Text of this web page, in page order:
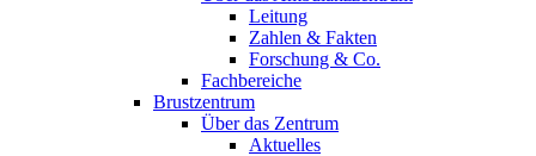
Leitung
Zahlen & Fakten
Forschung & Co.
Fachbereiche
Brustzentrum
Über das Zentrum
Aktuelles